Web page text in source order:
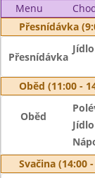
Menu
Přesnídávka
Přesnídávka
Jídlo
Oběd (11:00 -
Oběd
Jídlo
Svačina (14:00